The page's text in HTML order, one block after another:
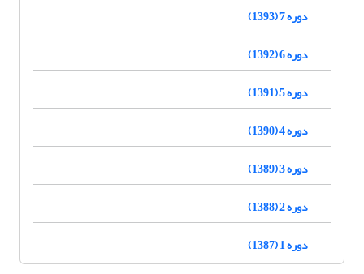
دوره 7 (1393)
دوره 6 (1392)
دوره 5 (1391)
دوره 4 (1390)
دوره 3 (1389)
دوره 2 (1388)
دوره 1 (1387)